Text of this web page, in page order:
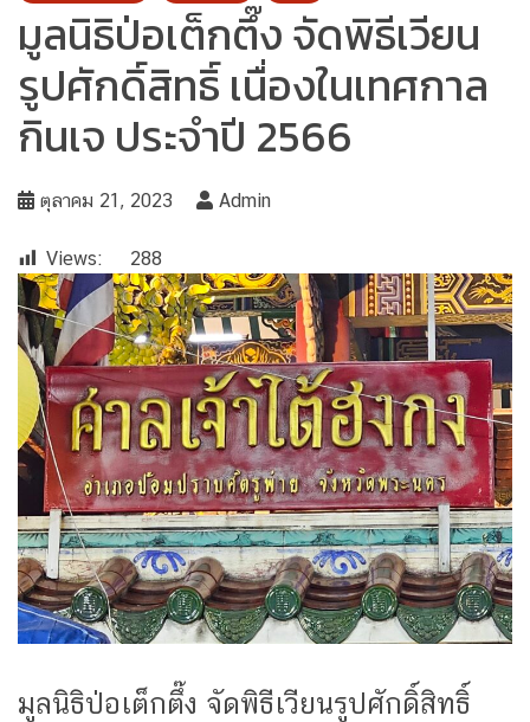
มูลนิธิป่อเต็กตึ๊ง จัดพิธีเวียน
รูปศักดิ์สิทธิ์ เนื่องในเทศกาล
กินเจ ประจำปี 2566
ตุลาคม 21, 2023 Admin
Views: 288
มูลนิธิป่อเต็กตึ๊ง จัดพิธีเวียนรูปศักดิ์สิทธิ์